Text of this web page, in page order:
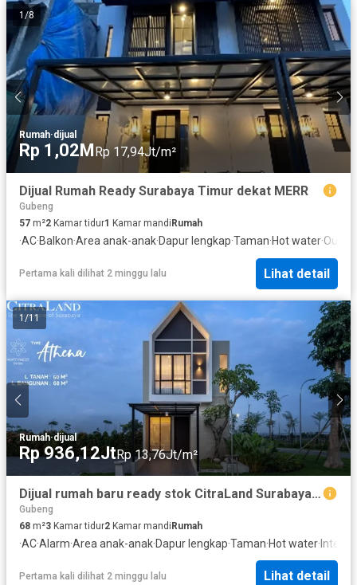
1 /8
Rumah·dijual
Rp 1,02M Rp 17,94Jt/m²
Dijual Rumah Ready Surabaya Timur dekat MERR
Gubeng
57 m²2 Kamar tidur1 Kamar mandi Rumah
·AC·Balkon·Area anak-anak·Dapur lengkap·Taman·Hot water·
Pertama kali dilihat 2 minggu lalu Lihat detail
1 /11
Rumah·dijual
Rp 936,12JtRp 13,76Jt/m²
Dijual rumah baru ready stok CitraLand Surabaya Northwest Park
Gubeng
68 m²3 Kamar tidur2 Kamar mandiRumah
·AC·Alarm·Area anak-anak·Dapur lengkap·Taman·Hot water·
Pertama kali dilihat 2 minggu lalu Lihat detail